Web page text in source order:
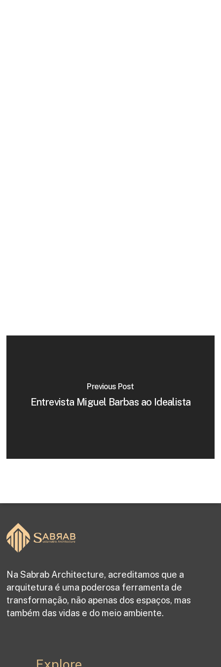
Previous Post
Entrevista Miguel Barbas ao Idealista
Na Sabrab Architecture, acreditamos que a
arquitetura é uma poderosa ferramenta de
transformação, não apenas dos espaços, mas
também das vidas e do meio ambiente.